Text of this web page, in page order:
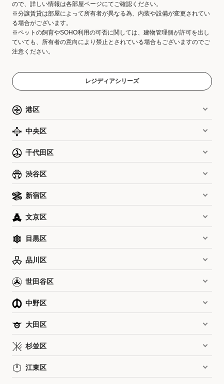
ので、詳しい情報は各部屋ページにてご確認ください。
※分譲賃貸は部屋によって所有者が異なる為、内装や設備が変更されてい
る場合がございます。
※ペットの飼育やSOHO利用の可否に関しては、建物管理側が許可を出し
ていても、所有者の意向により禁止とされている場合もございますのでご
注意ください。
レジディアシリーズ
港区
中央区
千代田区
渋谷区
新宿区
文京区
目黒区
品川区
世田谷区
中野区
大田区
杉並区
江東区